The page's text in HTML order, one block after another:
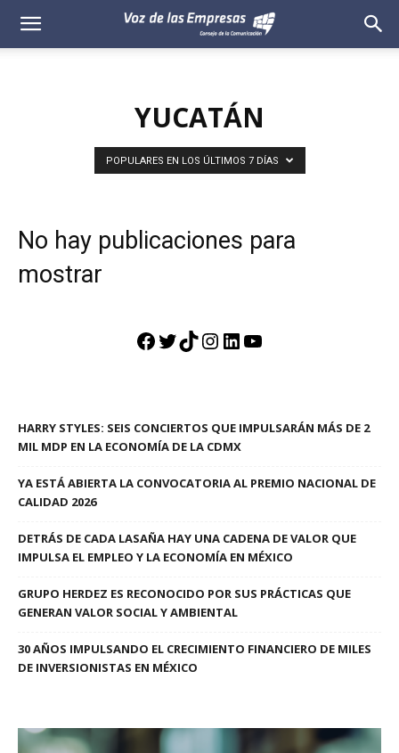
Voz
YUCATÁN
POPULARES EN LOS ÚLTIMOS 7 DÍAS
No hay publicaciones para
mostrar
Facebook
Twitter
TikTok
Instagram
LinkedIn
YouTube
HARRY STYLES: SEIS CONCIERTOS QUE IMPULSARÁN MÁS DE 2
MIL MDP EN LA ECONOMÍA DE LA CDMX
YA ESTÁ ABIERTA LA CONVOCATORIA AL PREMIO NACIONAL DE
CALIDAD 2026
DETRÁS DE CADA LASAÑA HAY UNA CADENA DE VALOR QUE
IMPULSA EL EMPLEO Y LA ECONOMÍA EN MÉXICO
GRUPO HERDEZ ES RECONOCIDO POR SUS PRÁCTICAS QUE
GENERAN VALOR SOCIAL Y AMBIENTAL
30 AÑOS IMPULSANDO EL CRECIMIENTO FINANCIERO DE MILES
DE INVERSIONISTAS EN MÉXICO